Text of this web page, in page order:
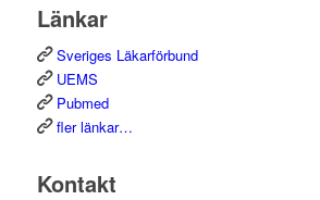
Länkar
Sveriges Läkarförbund
UEMS
Pubmed
fler länkar…
Kontakt